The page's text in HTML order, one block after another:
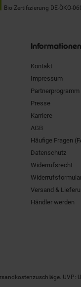
Bio Zertifizierung DE-ÖKO-
Informationen
Kontakt
Impressum
Partnerprogramm
Presse
Karriere
AGB
Häufige Fragen
Datenschutz
Widerrufsrecht
Versand &
Händler werden
UVP: